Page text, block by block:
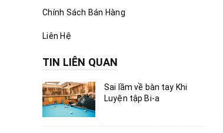
Chính Sách Bán Hàng
Liên Hệ
TIN LIÊN QUAN
Sai lầm về bàn tay Khi
Luyện tập Bi-a